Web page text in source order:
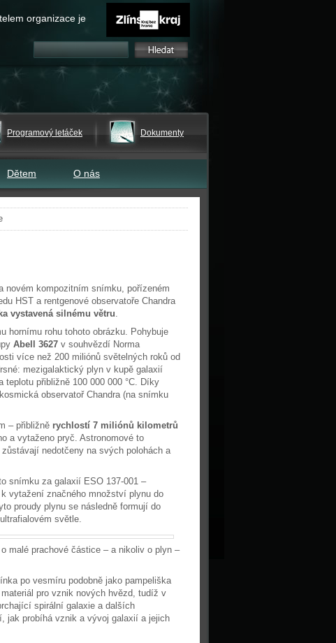
organizace je
Programový letáček Dokumenty
Dětem O nás
novém kompozitním snímku, pořízeném
HST a rentgenové observatoře Chandra
vystavená silnému větru.
hornímu rohu tohoto obrázku. Pohybuje
Abell 3627 v souhvězdí Norma
více než 200 miliónů světelných roků od
mezigalaktický plyn v kupě galaxií
přibližně 100 000 000 °C. Díky
observatoř Chandra (na snímku
– přibližně rychlostí 7 miliónů kilometrů
a vytaženo pryč. Astronomové to
nedotčeny na svých polohách a
snímku za galaxií ESO 137-001 –
vytažení značného množství plynu do
proudy plynu se následně formují do
světle.
malé prachové částice – a nikoliv o plyn –
po vesmíru podobně jako pampeliška
pro vznik nových hvězd, tudíž v
spirální galaxie a dalších
jak probíhá vznik a vývoj galaxií a jejich